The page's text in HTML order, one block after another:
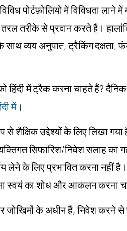
पोर्टफ़ोलियो में विविधता
तरीके से प्रदान करते हैं।
साथ व्यय अनुपात, ट्रैकिंग
हिंदी में ट्रैक करना चाहते हैं?
में।
से शैक्षिक उद्देश्यों के लिए लिखा
सिफारिश/निवेश सलाह का
लेने के लिए प्रभावित करना नहीं
स्वयं का शोध और आकलन करना
जोखिमों के अधीन हैं, निवेश करने